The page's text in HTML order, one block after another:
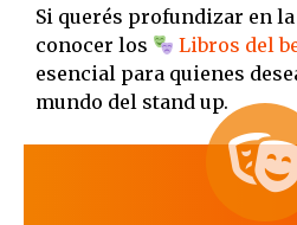
Si querés profundizar en
conocer los
Libros del
esencial para quienes
mundo del stand up.